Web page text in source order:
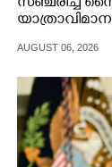
സഞ്ചരിച്ച
AUGUST 06, 2026